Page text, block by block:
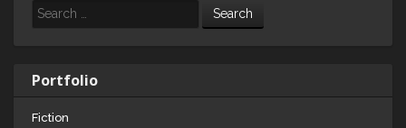
Search
Portfolio
Fiction